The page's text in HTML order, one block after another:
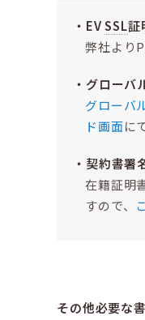
EVSSL証
弊社より
グローバ
グローバ
ド画面に
契約書署
在籍証明
すので、
その他必要な